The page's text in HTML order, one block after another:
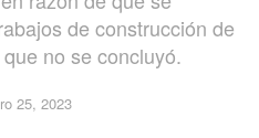
de construcción de
no se concluyó.
25, 2023